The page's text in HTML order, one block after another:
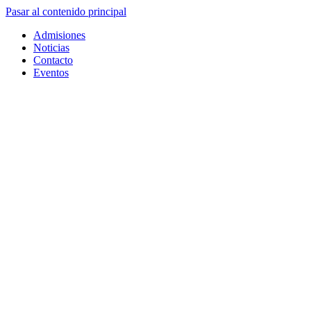
Pasar al contenido principal
Admisiones
Noticias
Contacto
Eventos